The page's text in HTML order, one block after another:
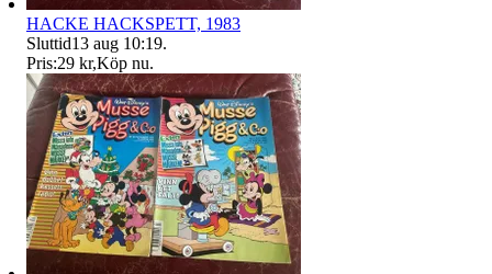
HACKE HACKSPETT, 1983
Sluttid13 aug 10:19.
Pris:29 kr,Köp nu.